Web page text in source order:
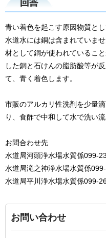
青い着色を起こす原因物質とし
水道水には銅は含まれていま
材として銅が使われているこ
した銅と石けんの脂肪酸等が
て、青く着色します。
市販のアルカリ性洗剤を少量
り、食酢で中和して水で洗い流
お問合わせ先
水道局河頭浄水場水質係099-
水道局滝之神浄水場水質係
水道局平川浄水場水質係099-
お問い合わせ